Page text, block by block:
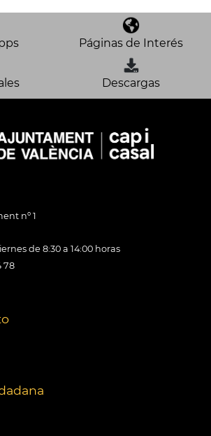
Páginas de Interés
Descargas
nº 1
de 8:30 a 14:00 horas
78